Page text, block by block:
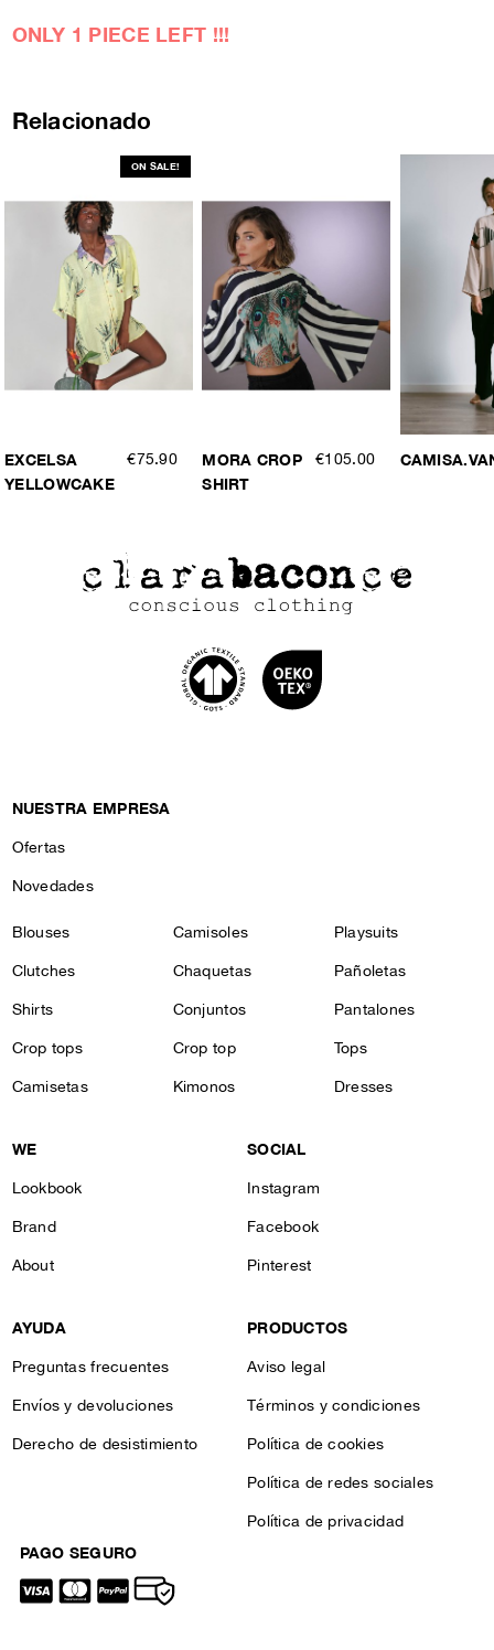
ONLY 1 PIECE LEFT !!!
Relacionado
ON SALE!
EXCELSA
YELLOWCAKE
€75.90
MORA CROP
SHIRT
€105.00
NUESTRA EMPRESA
Ofertas
Novedades
Blouses
Clutches
Shirts
Crop tops
Camisetas
Camisoles
Chaquetas
Conjuntos
Crop top
Kimonos
Playsuits
Pañoletas
Pantalones
Tops
Dresses
WE
Lookbook
Brand
About
SOCIAL
Instagram
Facebook
Pinterest
AYUDA
Preguntas frecuentes
Envíos y devoluciones
Derecho de desistimiento
PRODUCTOS
Aviso legal
Términos y condiciones
Política de cookies
Política de redes sociales
Política de privacidad
PAGO SEGURO